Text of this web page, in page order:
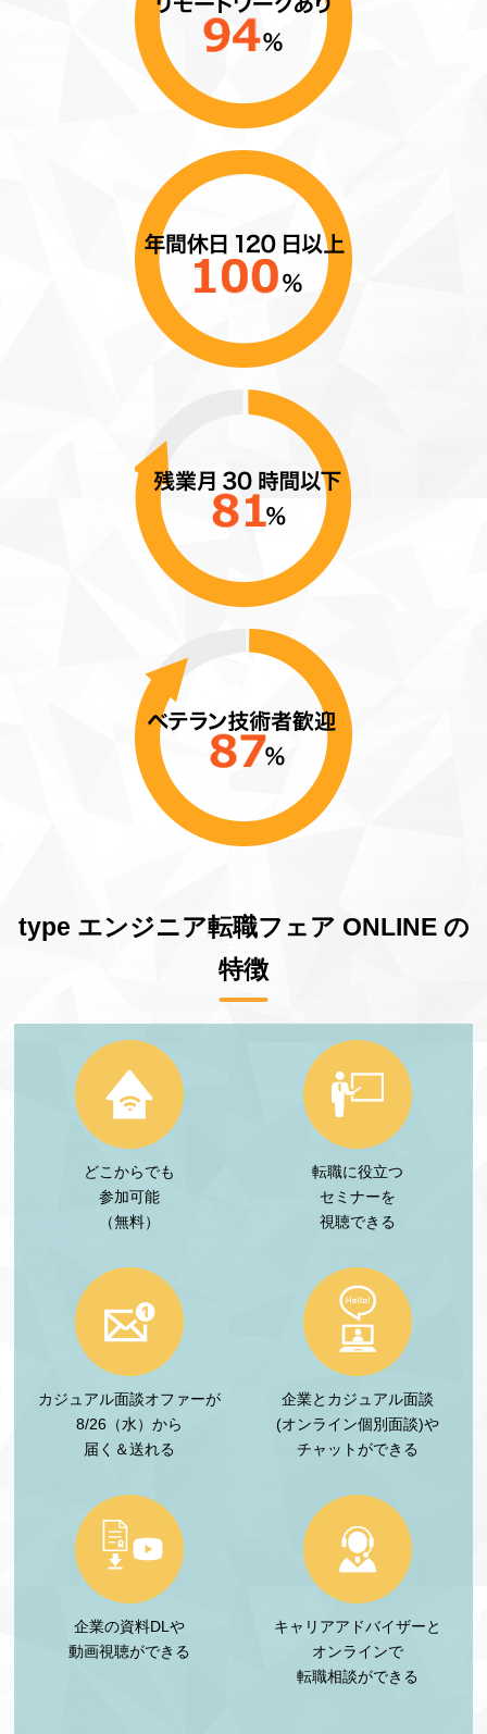
type エンジニア転職フェア ONLINE の
特徴
どこからでも
参加可能
（無料）
カジュアル面談オファーが
8/26（水）から
届く＆送れる
企業とカジュアル面談
(オンライン個別面談)や
チャットができる
企業の資料DLや
動画視聴ができる
転職に役立つ
セミナーを
視聴できる
キャリアアドバイザーと
オンラインで
転職相談ができる